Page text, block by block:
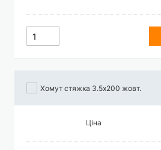
Хомут стяжка 3.5х200 жовт.
Ціна